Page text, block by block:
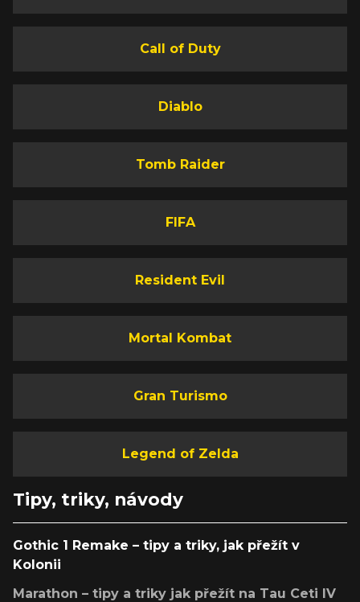
Call of Duty
Diablo
Tomb Raider
FIFA
Resident Evil
Mortal Kombat
Gran Turismo
Legend of Zelda
Tipy, triky, návody
Gothic 1 Remake – tipy a triky, jak přežít v
Kolonii
Marathon – tipy a triky jak přežít na Tau Ceti IV